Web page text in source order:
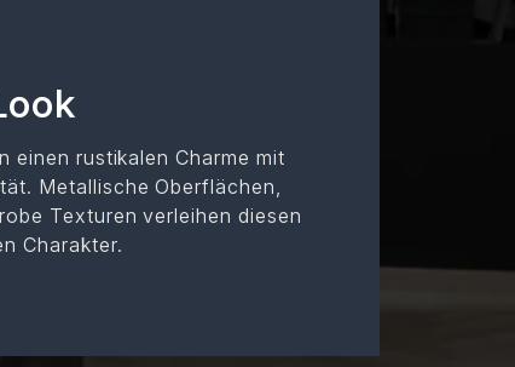
einen rustikalen Charme mit
Metallische Oberflächen,
Texturen verleihen diesen
Charakter.